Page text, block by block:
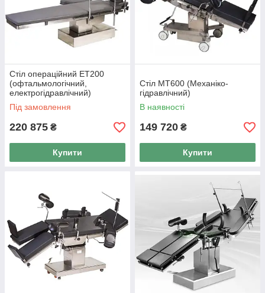
Стіл операційний ЕТ200
(офтальмологічний,
електрогідравлічний)
Під замовлення
220 875 ₴
Купити
Стіл МТ600 (Механіко-
гідравлічний)
В наявності
149 720 ₴
Купити